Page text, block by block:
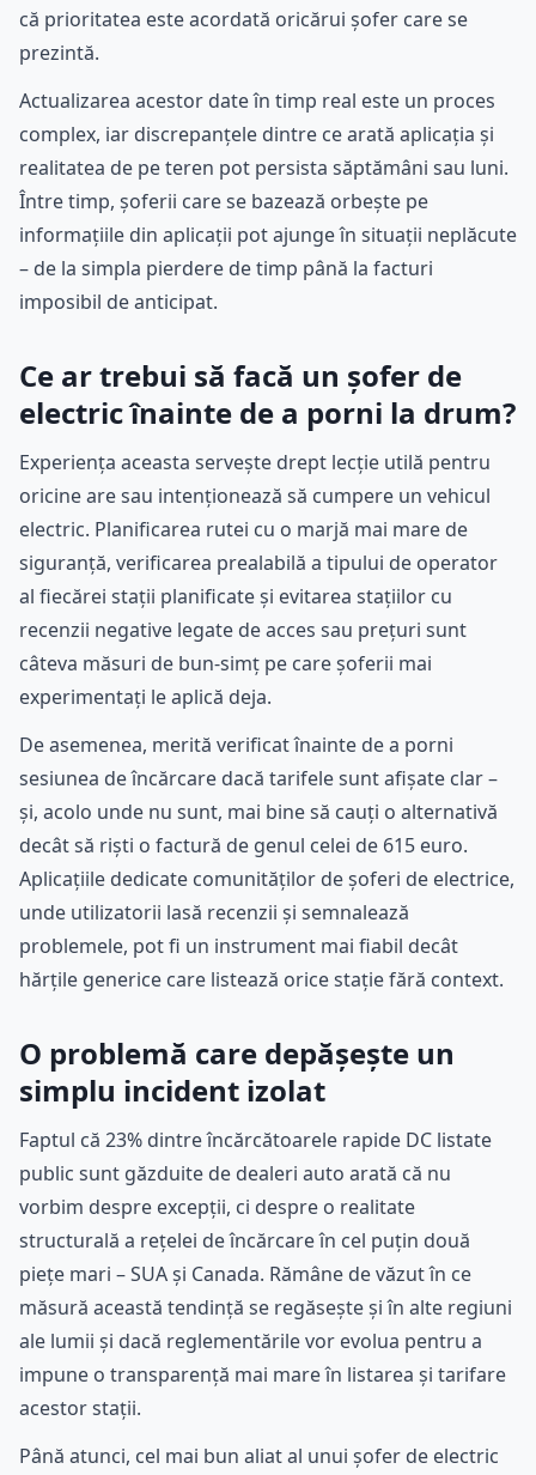
că prioritatea este acordată oricărui șofer care se
prezintă.
Actualizarea acestor date în timp real este un proces
complex, iar discrepanțele dintre ce arată aplicația și
realitatea de pe teren pot persista săptămâni sau luni.
Între timp, șoferii care se bazează orbește pe
informațiile din aplicații pot ajunge în situații neplăcute
– de la simpla pierdere de timp până la facturi
imposibil de anticipat.
Ce ar trebui să facă un șofer de
electric înainte de a porni la drum?
Experiența aceasta servește drept lecție utilă pentru
oricine are sau intenționează să cumpere un vehicul
electric. Planificarea rutei cu o marjă mai mare de
siguranță, verificarea prealabilă a tipului de operator
al fiecărei stații planificate și evitarea stațiilor cu
recenzii negative legate de acces sau prețuri sunt
câteva măsuri de bun-simț pe care șoferii mai
experimentați le aplică deja.
De asemenea, merită verificat înainte de a porni
sesiunea de încărcare dacă tarifele sunt afișate clar –
și, acolo unde nu sunt, mai bine să cauți o alternativă
decât să riști o factură de genul celei de 615 euro.
Aplicațiile dedicate comunităților de șoferi de electrice,
unde utilizatorii lasă recenzii și semnalează
problemele, pot fi un instrument mai fiabil decât
hărțile generice care listează orice stație fără context.
O problemă care depășește un
simplu incident izolat
Faptul că 23% dintre încărcătoarele rapide DC listate
public sunt găzduite de dealeri auto arată că nu
vorbim despre excepții, ci despre o realitate
structurală a rețelei de încărcare în cel puțin două
piețe mari – SUA și Canada. Rămâne de văzut în ce
măsură această tendință se regăsește și în alte regiuni
ale lumii și dacă reglementările vor evolua pentru a
impune o transparență mai mare în listarea și tarifare
acestor stații.
Până atunci, cel mai bun aliat al unui șofer de electric